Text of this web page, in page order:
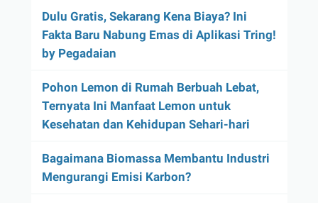
Dulu Gratis, Sekarang Kena Biaya? Ini
Fakta Baru Nabung Emas di Aplikasi Tring!
by Pegadaian
Pohon Lemon di Rumah Berbuah Lebat,
Ternyata Ini Manfaat Lemon untuk
Kesehatan dan Kehidupan Sehari-hari
Bagaimana Biomassa Membantu Industri
Mengurangi Emisi Karbon?